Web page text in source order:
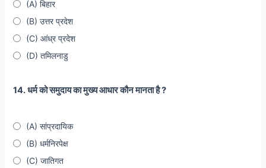
(A) बिहार
(B) उत्तर प्रदेश
(C) आंध्र प्रदेश
(D) तमिलनाडु
14. धर्म को समुदाय का मुख्य आधार कौन मानता है ?
(A) सांप्रदायिक
(B) धर्मनिरपेक्ष
(C) जातिगत